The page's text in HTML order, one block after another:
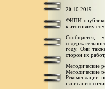
20.10.2019
ФИПИ
к итоговому
Сообщается,
году. Они
сторон их
Методические
Методические
Рекомендации
написанию